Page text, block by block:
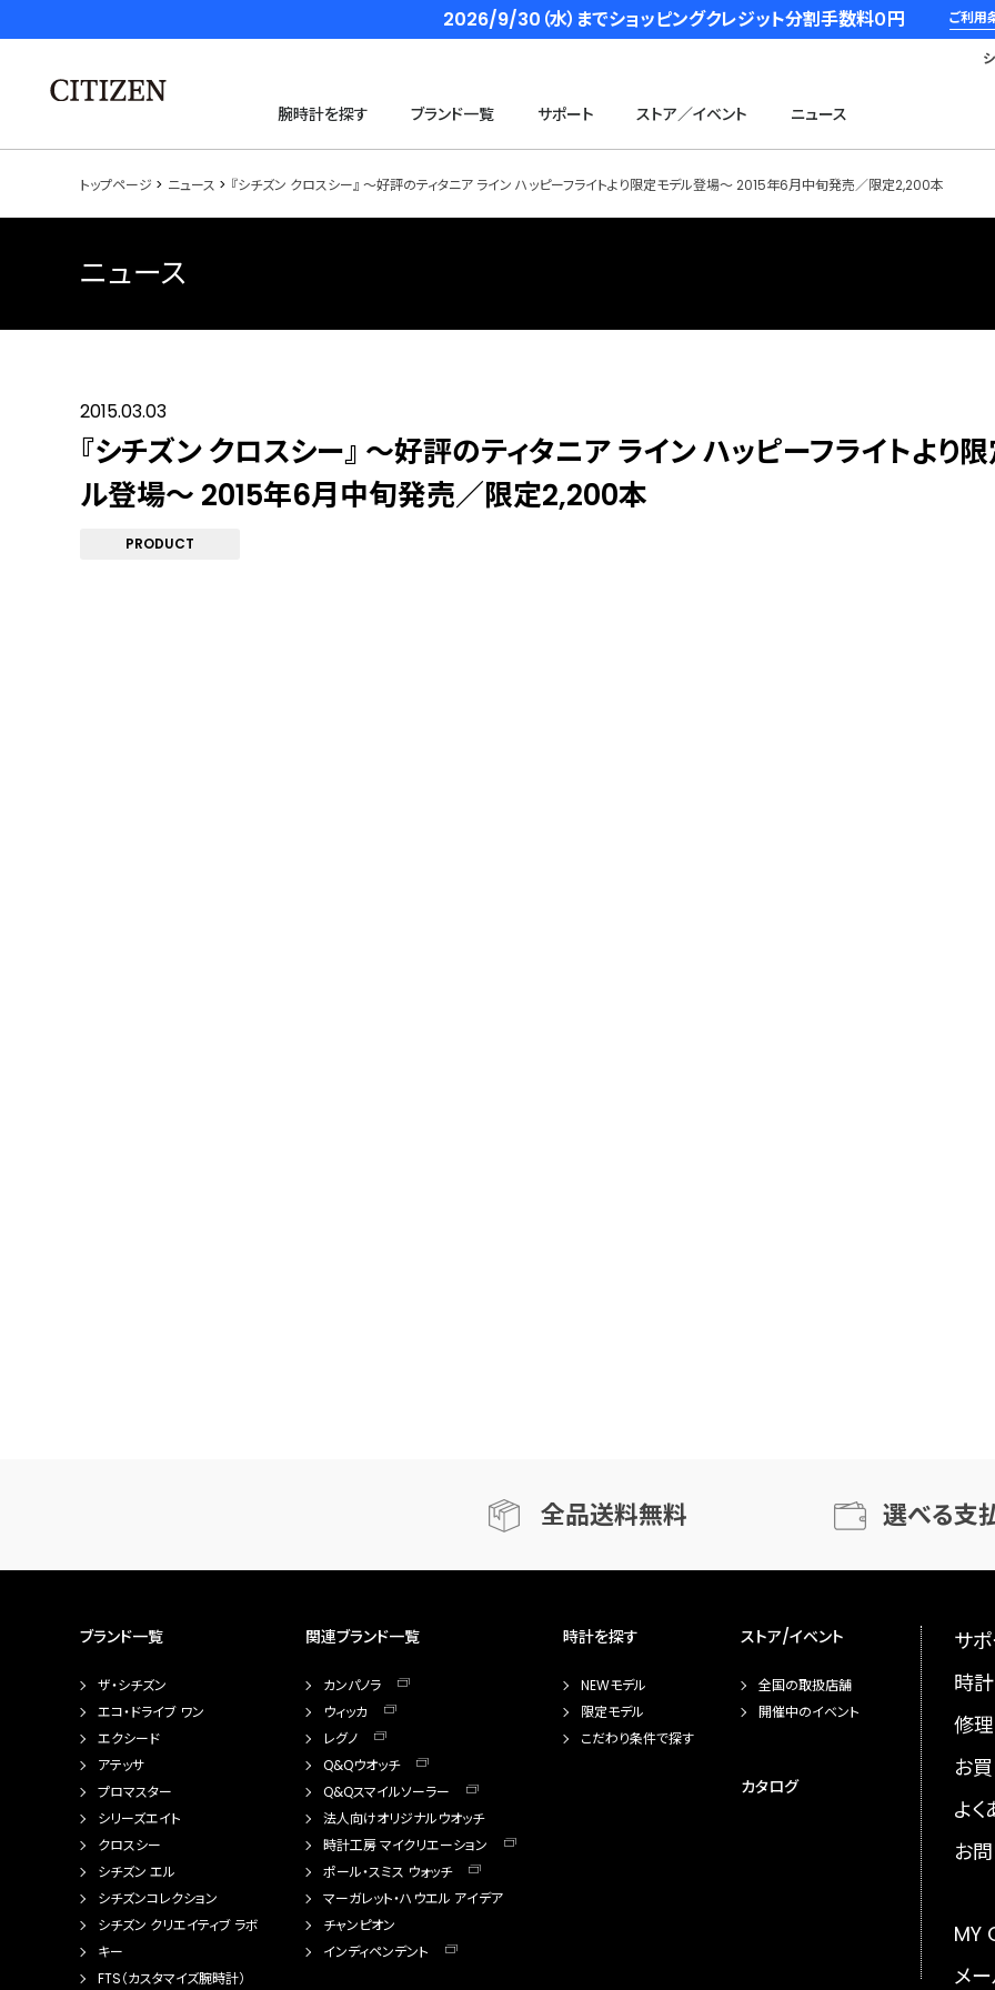
2026/9/30（水）までショッピングクレジット分割手数料０円 ご利用
腕時計を探す ブランド一覧 サポート ストア／イベント ニュース
トップページ ニュース 『シチズン クロスシー』 ～好評のティタニア ライン ハッピーフライトより限定モデル登場～ 2015年6月中旬発売／限定2,200本
ニュース
2015.03.03
『シチズン クロスシー』 ～好評のティタニア ライン ハッピーフライトより
ル登場～ 2015年6月中旬発売／限定2,200本
PRODUCT
全品送料無料 選べる支
ブランド一覧
ザ・シチズン
エコ・ドライブ ワン
エクシード
アテッサ
プロマスター
シリーズエイト
クロスシー
シチズン エル
シチズンコレクション
シチズン クリエイティブ ラボ
キー
FTS（カスタマイズ腕時計）
関連ブランド一覧
カンパノラ
ウィッカ
レグノ
Q&Qウオッチ
Q&Qスマイルソーラー
法人向けオリジナルウオッチ
時計工房 マイクリエーション
ポール・スミス ウォッチ
マーガレット・ハウエル アイデア
チャンピオン
インディペンデント
時計を探す
NEWモデル
限定モデル
こだわり条件で探す
ストア/イベント
全国の取扱店舗
開催中のイベント
カタログ
サ
時
修理
お
よ
お
MY
メ